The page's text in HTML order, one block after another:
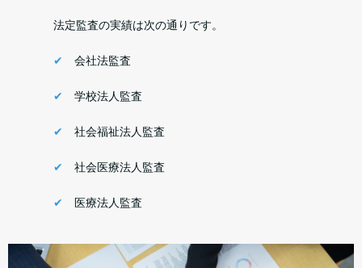
法定監査の実績は次の通りです。
✔ 会社法監査
✔ 学校法人監査
✔ 社会福祉法人監査
✔ 社会医療法人監査
✔ 医療法人監査